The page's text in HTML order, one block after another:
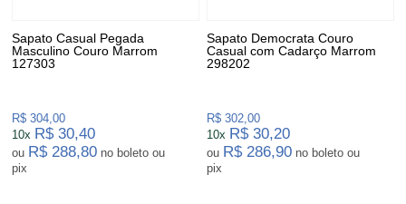
Sapato Casual Pegada
Masculino Couro Marrom
127303
R$ 304,00
10x R$ 30,40
ou R$ 288,80 no boleto ou
pix
Sapato Democrata Couro
Casual com Cadarço Marrom
298202
R$ 302,00
10x R$ 30,20
ou R$ 286,90 no boleto ou
pix